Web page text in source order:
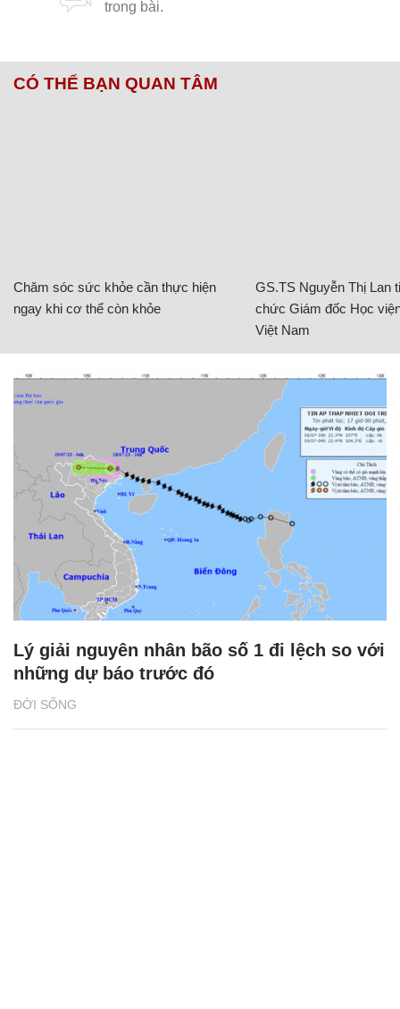
CÓ THỂ BẠN QUAN TÂM
Chăm sóc sức khỏe cần thực hiện
ngay khi cơ thể còn khỏe
GS.TS Nguyễn Thị Lan
chức Giám đốc Học
Việt Nam
ĐỜI SỐNG
Lý giải nguyên nhân bão số 1 đi lệch so với
những dự báo trước đó